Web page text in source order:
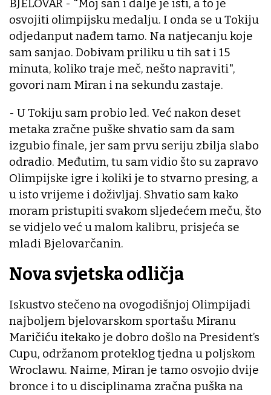
BJELOVAR - "Moj san i dalje je isti, a to je
osvojiti olimpijsku medalju. I onda se u Tokiju
odjedanput nađem tamo. Na natjecanju koje
sam sanjao. Dobivam priliku u tih sat i 15
minuta, koliko traje meč, nešto napraviti",
govori nam Miran i na sekundu zastaje.
- U Tokiju sam probio led. Već nakon deset
metaka zračne puške shvatio sam da sam
izgubio finale, jer sam prvu seriju zbilja slabo
odradio. Međutim, tu sam vidio što su zapravo
Olimpijske igre i koliki je to stvarno presing, a
u isto vrijeme i doživljaj. Shvatio sam kako
moram pristupiti svakom sljedećem meču, što
se vidjelo već u malom kalibru, prisjeća se
mladi Bjelovarčanin.
Nova svjetska odličja
Iskustvo stečeno na ovogodišnjoj Olimpijadi
najboljem bjelovarskom sportašu Miranu
Maričiću itekako je dobro došlo na President’s
Cupu, održanom proteklog tjedna u poljskom
Wroclawu. Naime, Miran je tamo osvojio dvije
bronce i to u disciplinama zračna puška na